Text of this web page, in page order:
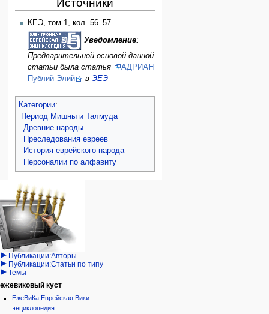
КЕЭ, том 1, кол. 56–57
Уведомление:
Предварительной основой данной
статьи была статья
АДРИАН
Публий Элий
в ЭЕЭ
Категории:
Период Мишны и Талмуда
Древние народы
Преследования евреев
История еврейского народа
Персоналии по алфавиту
Навигация
персональные инструменты
войти
запрос
учётной
записи
категории
Израиль:Страна и
государство
Иудаизм
Народ
Проекты
Проекты/Участники/
дополнения
Публикации:Авторы
Публикации:Статьи по типу
Темы
ежевиковый куст
ЕжеВиКа,Еврейская Вики-
энциклопедия